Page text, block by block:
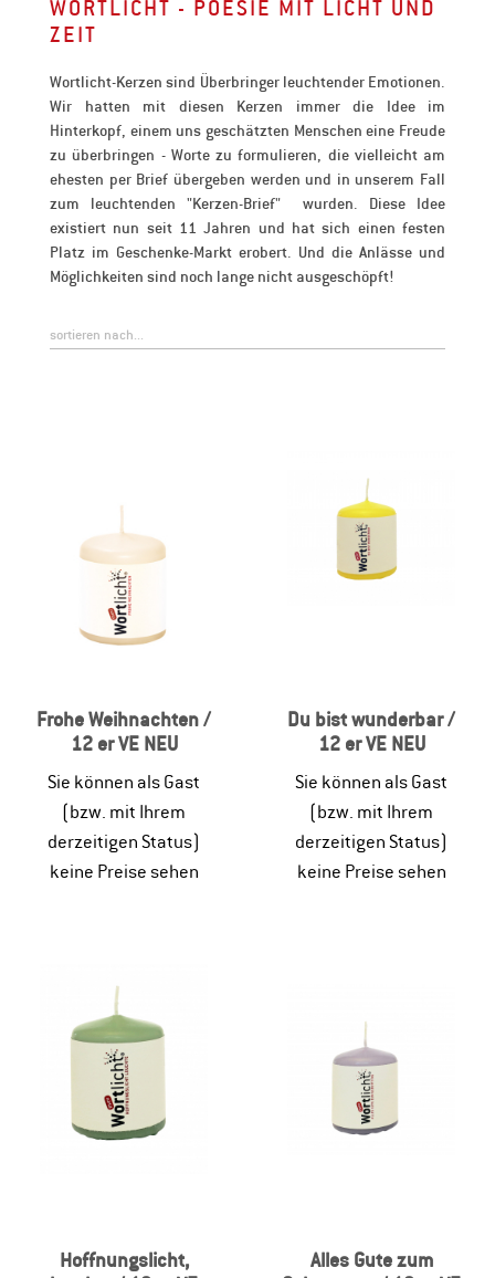
WORTLICHT - POESIE MIT LICHT UND
ZEIT
Wortlicht-Kerzen sind Überbringer leuchtender Emotionen.
Wir hatten mit diesen Kerzen immer die Idee im
Hinterkopf, einem uns geschätzten Menschen eine Freude
zu überbringen - Worte zu formulieren, die vielleicht am
ehesten per Brief übergeben werden und in unserem Fall
zum leuchtenden "Kerzen-Brief" wurden. Diese Idee
existiert nun seit 11 Jahren und hat sich einen festen
Platz im Geschenke-Markt erobert. Und die Anlässe und
Möglichkeiten sind noch lange nicht ausgeschöpft!
Frohe Weihnachten /
12 er VE NEU
Sie können als Gast
(bzw. mit Ihrem
derzeitigen Status)
keine Preise sehen
Du bist wunderbar /
12 er VE NEU
Sie können als Gast
(bzw. mit Ihrem
derzeitigen Status)
keine Preise sehen
Hoffnungslicht,
Alles Gute zum